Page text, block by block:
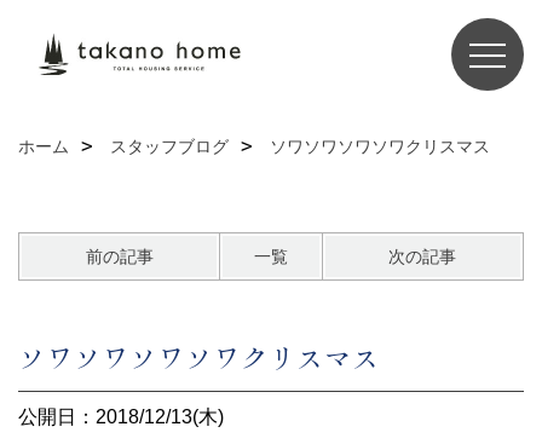
ホーム スタッフブログ ソワソワソワソワクリスマス
前の記事 一覧 次の記事
ソワソワソワソワクリスマス
公開日：2018/12/13(木)